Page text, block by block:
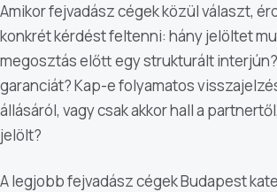
Amikor fejvadász cégek közül választ,
konkrét kérdést feltenni: hány jelöltet
megosztás előtt egy strukturált
garanciát? Kap-e folyamatos
állásáról, vagy csak akkor hall a
jelölt?
A legjobb fejvadász cégek Budapest